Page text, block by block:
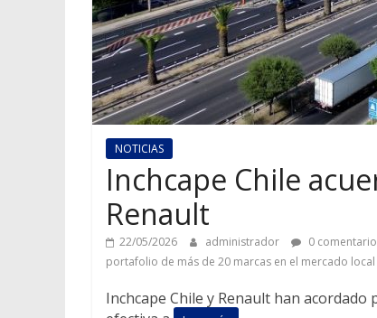
NOTICIAS
Inchcape Chile
Renault
22/05/2026 administrador 0
portafolio de más de 20 marcas en el mercado local
Inchcape Chile y Renault han